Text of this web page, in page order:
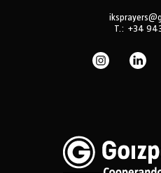
T.: +34